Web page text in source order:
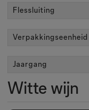
Flessluiting
Verpakkingseenheid
Jaargang
Witte wijn